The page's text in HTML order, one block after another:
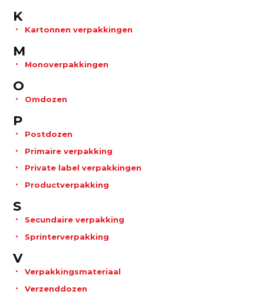
K
Kartonnen verpakkingen
M
Monoverpakkingen
O
Omdozen
P
Postdozen
Primaire verpakking
Private label verpakkingen
Productverpakking
S
Secundaire verpakking
Sprinterverpakking
V
Verpakkingsmateriaal
Verzenddozen